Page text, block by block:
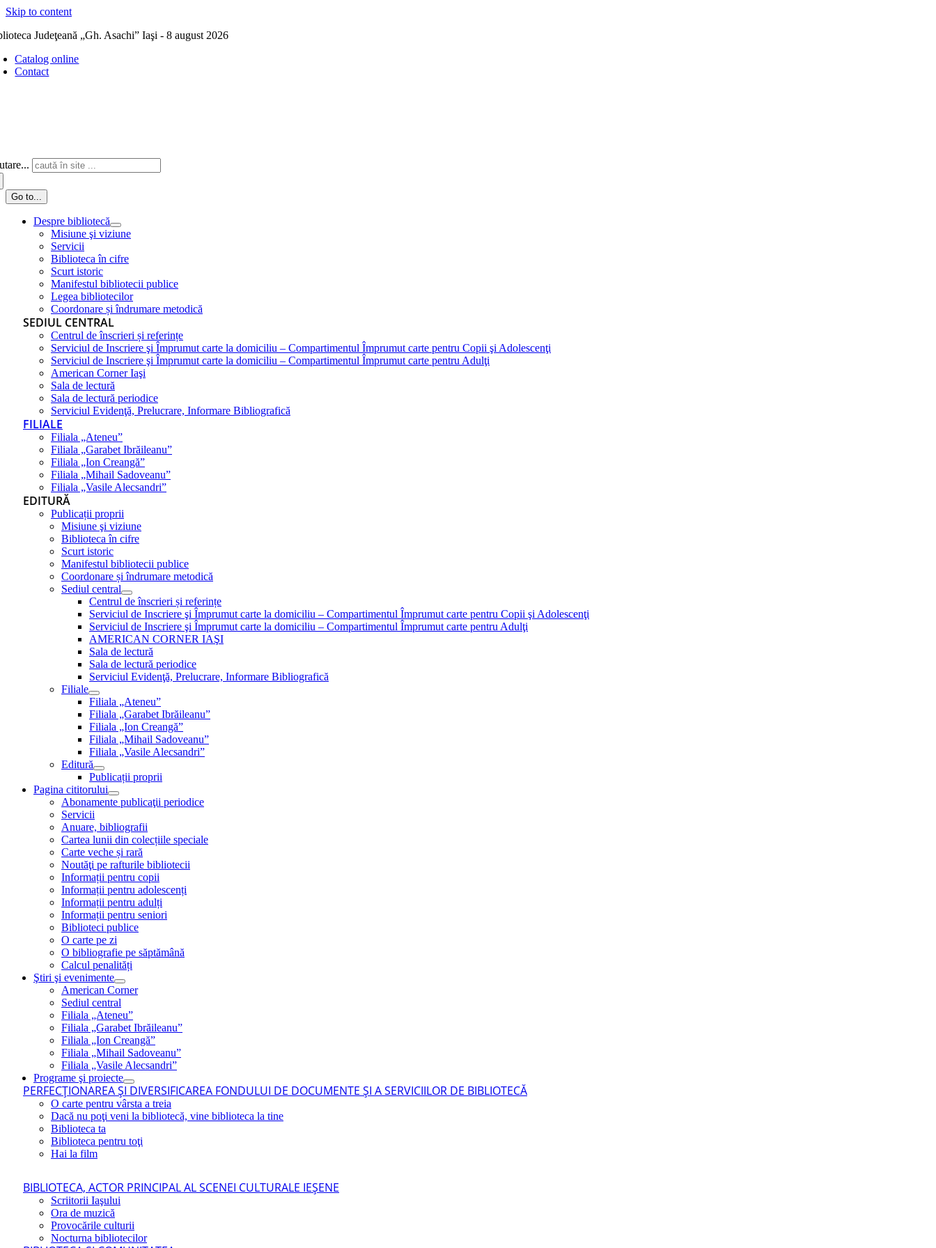
Skip to content
Judeţeană „Gh. Asachi” Iaşi - 8 august 2026
Catalog online
Contact
Go to...
Despre bibliotecă
Misiune şi viziune
Servicii
Biblioteca în cifre
Scurt istoric
Manifestul bibliotecii publice
Legea bibliotecilor
Coordonare și îndrumare metodică
SEDIUL CENTRAL
Centrul de înscrieri și referințe
Serviciul de Inscriere şi Împrumut carte la domiciliu – Compartimentul Împrumut carte pentru Copii şi Adolescenţi
Serviciul de Inscriere şi Împrumut carte la domiciliu – Compartimentul Împrumut carte pentru Adulţi
American Corner Iaşi
Sala de lectură
Sala de lectură periodice
Serviciul Evidenţă, Prelucrare, Informare Bibliografică
FILIALE
Filiala „Ateneu”
Filiala „Garabet Ibrăileanu”
Filiala „Ion Creangă”
Filiala „Mihail Sadoveanu”
Filiala „Vasile Alecsandri”
EDITURĂ
Publicații proprii
Misiune şi viziune
Biblioteca în cifre
Scurt istoric
Manifestul bibliotecii publice
Coordonare și îndrumare metodică
Sediul central
Centrul de înscrieri și referințe
Serviciul de Inscriere şi Împrumut carte la domiciliu – Compartimentul Împrumut carte pentru Copii şi Adolescenţi
Serviciul de Inscriere şi Împrumut carte la domiciliu – Compartimentul Împrumut carte pentru Adulţi
AMERICAN CORNER IAŞI
Sala de lectură
Sala de lectură periodice
Serviciul Evidenţă, Prelucrare, Informare Bibliografică
Filiale
Filiala „Ateneu”
Filiala „Garabet Ibrăileanu”
Filiala „Ion Creangă”
Filiala „Mihail Sadoveanu”
Filiala „Vasile Alecsandri”
Editură
Publicații proprii
Pagina cititorului
Abonamente publicaţii periodice
Servicii
Anuare, bibliografii
Cartea lunii din colecțiile speciale
Carte veche și rară
Noutăţi pe rafturile bibliotecii
Informații pentru copii
Informații pentru adolescenți
Informații pentru adulți
Informații pentru seniori
Biblioteci publice
O carte pe zi
O bibliografie pe săptămână
Calcul penalități
Ştiri şi evenimente
American Corner
Sediul central
Filiala „Ateneu”
Filiala „Garabet Ibrăileanu”
Filiala „Ion Creangă”
Filiala „Mihail Sadoveanu”
Filiala „Vasile Alecsandri”
Programe şi proiecte
PERFECŢIONAREA ŞI DIVERSIFICAREA FONDULUI DE DOCUMENTE ŞI A SERVICIILOR DE BIBLIOTECĂ
O carte pentru vârsta a treia
Dacă nu poţi veni la bibliotecă, vine biblioteca la tine
Biblioteca ta
Biblioteca pentru toţi
Hai la film
BIBLIOTECA, ACTOR PRINCIPAL AL SCENEI CULTURALE IEŞENE
Scriitorii Iaşului
Ora de muzică
Provocările culturii
Nocturna bibliotecilor